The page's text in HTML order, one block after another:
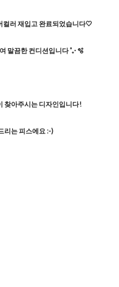
컬러 재입고 완료되었습니다🤍
말끔한 컨디션입니다 ˚₊· 🫧
찾아주시는 디자인입니다!
리는 피스에요 :-)